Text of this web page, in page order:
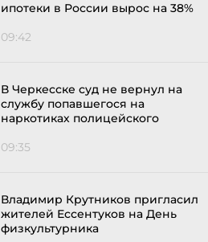
ипотеки в России вырос на 38%
09:42
В Черкесске суд не вернул на
службу попавшегося на
наркотиках полицейского
09:35
Владимир Крутников пригласил
жителей Ессентуков на День
физкультурника